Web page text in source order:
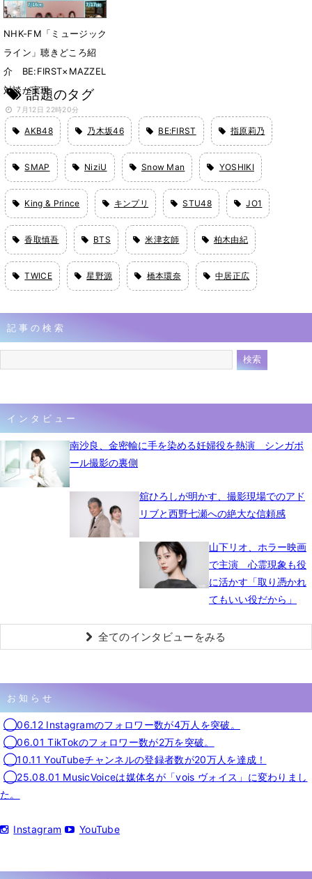
NHK-FM「ミュージック
ライン」聴きどころ紹
介 BE:FIRST×MAZZEL
対談が実現
7月12日 22時20分
話題のタグ
AKB48 乃木坂46 BE:FIRST 指原莉乃
SMAP NiziU Snow Man YOSHIKI
King & Prince キンプリ STU48 JO1
香取慎吾 BTS 米津玄師 柏木由紀
TWICE 星野源 橋本環奈 中居正広
記事の検索
インタビュー
南沙良、金密輸に手を染める妊婦役を熱演 シンガポ
ール撮影の裏側
舘ひろしが明かす、撮影現場でのアド
リブと西野七瀬への絶大な信頼感
山下リオ、ホラー映画
で主演 心霊現象も役
に活かす「取り憑かれ
てもいい役だから」
全てのインタビューをみる
お知らせ
◯06.12 Instagramのフォロワー数が4万人を突破。
◯06.01 TikTokのフォロワー数が2万を突破。
◯10.11 YouTubeチャンネルの登録者数が20万人を達成！
◯25.08.01 MusicVoiceは媒体名が「vois ヴォイス」に変わりまし
た。
Instagram YouTube